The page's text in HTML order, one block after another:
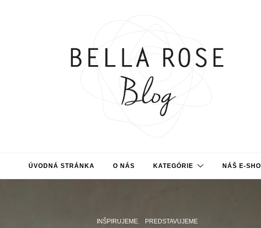
ÚVODNÁ STRÁNKA O NÁS KATEGÓRIE NÁŠ E-
INŠPIRUJEME PREDSTAVUJEME